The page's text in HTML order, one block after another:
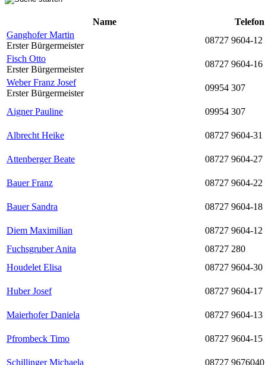
Name
Telefon
Ganghofer Martin
Erster Bürgermeister
08727 9604-12
Fisch Otto
Erster Bürgermeister
08727 9604-16
Weber Franz Josef
Erster Bürgermeister
09954 307
Aigner Pauline 09954 307
Albrecht Heike
08727 9604-31
Attenberger Beate 08727 9604-27
Bauer Franz 08727 9604-22
Bauer Sandra 08727 9604-18
Diem Maximilian 08727 9604-12
Fuchsgruber Anita
08727 280
Houdelet Elisa
08727 9604-30
Huber Josef 08727 9604-17
Maierhofer Daniela 08727 9604-13
Pfrombeck Timo 08727 9604-15
Schillinger Michaela 08727 9676040